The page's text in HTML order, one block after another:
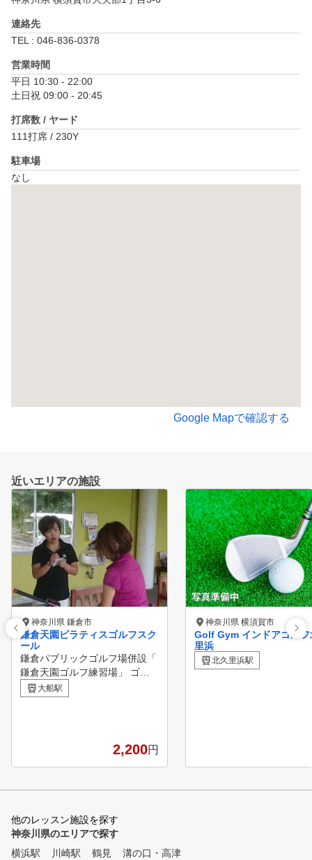
連絡先
TEL : 046-836-0378
営業時間
平日 10:30 - 22:00
土日祝 09:00 - 20:45
打席数 / ヤード
111打席 / 230Y
駐車場
なし
Google Mapで確認する
近いエリアの施設
神奈川県 鎌倉市
鎌倉天園ピラティスゴルフスク
ール
鎌倉パブリックゴルフ場併設「
鎌倉天園ゴルフ練習場」 ゴル
フスクールにヨガの理念やピラ
ティスレッスンを取り入れ、ケ
。美容やダイエットの効果も期
待できます。 ピラティスは西
洋のヨガといわれ、ゴルフの上
善や肩こり解消など健康面でも
高い効果が得られます。 ゴル
フスクールＧＨＳは、「健康的
大船駅
2,200円
神奈川県 横須賀市
Golf Gym インドアゴルフ
里浜
北久里浜駅
他のレッスン施設を探す
神奈川県のエリアで探す
横浜駅
川崎駅 鶴見
溝の口・高津